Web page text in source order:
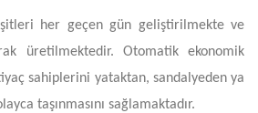
her geçen gün geliştirilmekte ve
üretilmektedir. Otomatik ekonomik
sahiplerini yataktan, sandalyeden ya
taşınmasını sağlamaktadır.